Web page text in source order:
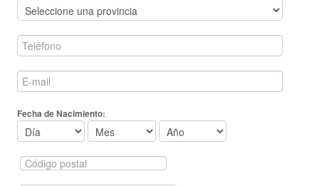
Fecha de Nacimiento: